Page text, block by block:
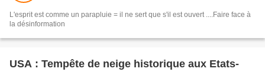
L'esprit est comme un parapluie = il ne sert que s'il est ouvert ....Faire face à
la désinformation
USA : Tempête de neige historique aux Etats-